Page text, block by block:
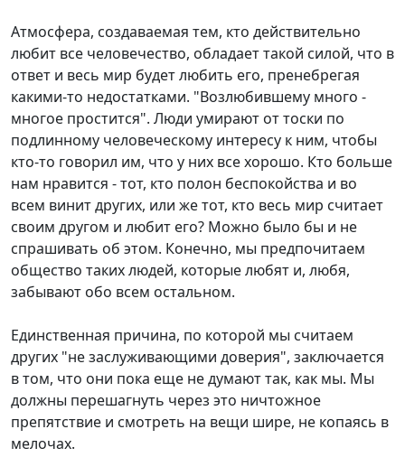
Атмосфера, создаваемая тем, кто действительно
любит все человечество, обладает такой силой, что в
ответ и весь мир будет любить его, пренебрегая
какими-то недостатками. "Возлюбившему много -
многое простится". Люди умирают от тоски по
подлинному человеческому интересу к ним, чтобы
кто-то говорил им, что у них все хорошо. Кто больше
нам нравится - тот, кто полон беспокойства и во
всем винит других, или же тот, кто весь мир считает
своим другом и любит его? Можно было бы и не
спрашивать об этом. Конечно, мы предпочитаем
общество таких людей, которые любят и, любя,
забывают обо всем остальном.
Единственная причина, по которой мы считаем
других "не заслуживающими доверия", заключается
в том, что они пока еще не думают так, как мы. Мы
должны перешагнуть через это ничтожное
препятствие и смотреть на вещи шире, не копаясь в
мелочах.